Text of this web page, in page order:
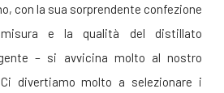
con la sua sorprendente confezione
e la qualità del distillato
– si avvicina molto al nostro
divertiamo molto a selezionare i